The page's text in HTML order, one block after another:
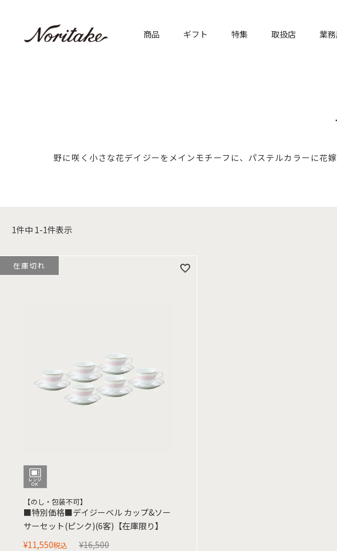
商品 ギフト 特集 取扱店 業
野に咲く小さな花デイジーをメインモチーフに、パステルカラーに花
1件中 1-1件表示
【のし・包装不可】
■特別価格■デイジーベル カップ&ソー
サーセット(ピンク)(6客)【在庫限り】
¥16,500
¥11,550税込
在庫切れ